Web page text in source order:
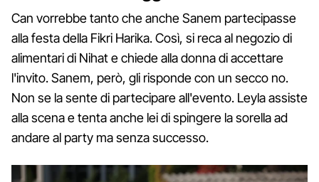
Can vorrebbe tanto che anche Sanem partecipasse
alla festa della Fikri Harika. Così, si reca al negozio di
alimentari di Nihat e chiede alla donna di accettare
l'invito. Sanem, però, gli risponde con un secco no.
Non se la sente di partecipare all'evento. Leyla assiste
alla scena e tenta anche lei di spingere la sorella ad
andare al party ma senza successo.